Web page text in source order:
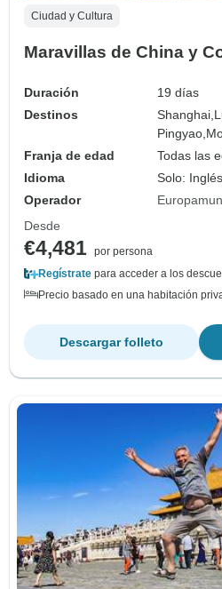
Ciudad y Cultura
Maravillas de China y
Duración
19 días
Destinos
Shanghai,
Pingyao,
Franja de edad
Todas las
Idioma
Solo: Inglés
Operador
Desde
€4,481 por persona
Regístrate para acceder a los
Precio basado en una habitación
Descargar folleto